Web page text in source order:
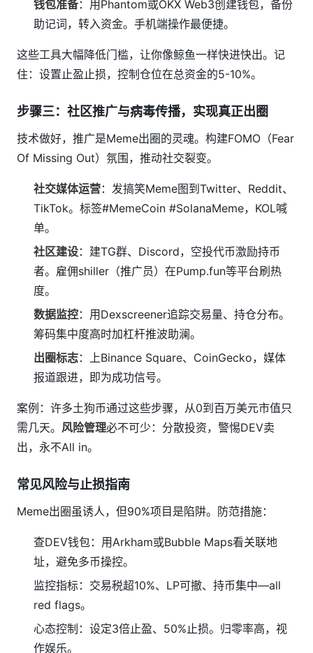
钱包准备：用Phantom或OKX Web3创建钱包，备份
助记词，转入资金。手机端操作最便捷。
这些工具大幅降低门槛，让你像鲸鱼一样快进快出。记
住：设置止盈止损，控制仓位在总资金的5-10%。
步骤三：社区推广与病毒传播，实现真正出圈
技术做好，推广是Meme出圈的灵魂。构建FOMO（Fear
Of Missing Out）氛围，推动社交裂变。
社交媒体运营：发搞笑Meme图到Twitter、Reddit、
TikTok。标签#MemeCoin #SolanaMeme，KOL喊
单。
社区建设：建TG群、Discord，空投代币激励持币
者。雇佣shiller（推广员）在Pump.fun等平台刷热
度。
数据监控：用Dexscreener追踪交易量、持仓分布。
筹码集中度高时加杠杆推波助澜。
出圈标志：上Binance Square、CoinGecko，媒体
报道跟进，即为成功信号。
案例：许多土狗币通过这些步骤，从0到百万美元市值只
需几天。 风险管理必不可少：分散投资，警惕DEV卖
出，永不All in。
常见风险与止损指南
Meme出圈虽诱人，但90%项目是陷阱。防范措施：
查DEV钱包：用Arkham或Bubble Maps看关联地
址，避免多币操控。
监控指标：交易税超10%、LP可撤、持币集中—all
red flags。
心态控制：设定3倍止盈、50%止损。归零率高，视
作娱乐。